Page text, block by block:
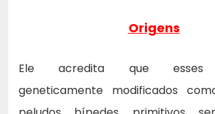
Origens
Ele acredita que esses
geneticamente modificados